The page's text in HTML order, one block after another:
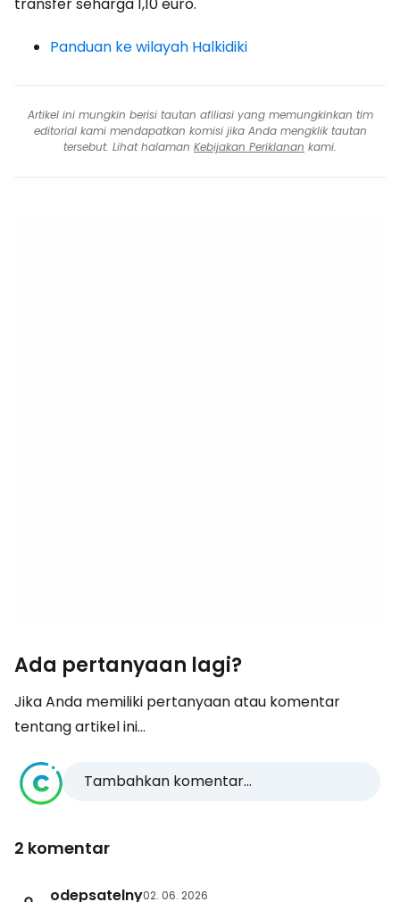
Panduan ke wilayah Halkidiki
Artikel ini mungkin berisi tautan afiliasi yang memungkinkan tim
editorial kami mendapatkan komisi jika Anda mengklik tautan
tersebut. Lihat halaman Kebijakan Periklanan kami.
Ada pertanyaan lagi?
Jika Anda memiliki pertanyaan atau komentar
tentang artikel ini...
Tambahkan komentar...
2 komentar
odepsatelny02. 06. 2026